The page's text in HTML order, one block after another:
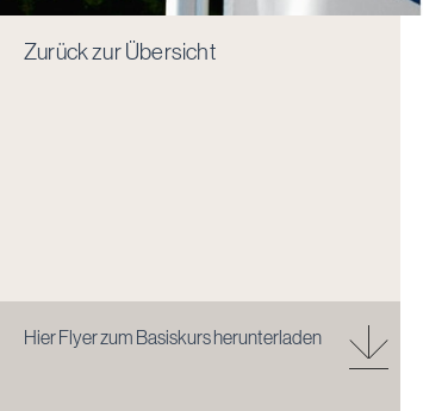
Zurück zur Übersicht
Hier Flyer zum Basiskurs herunterladen